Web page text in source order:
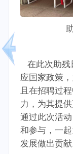
在此次助残
应国家政策
且在招聘过
力，为其提
通过此次活
和参与，一
发展做出贡献